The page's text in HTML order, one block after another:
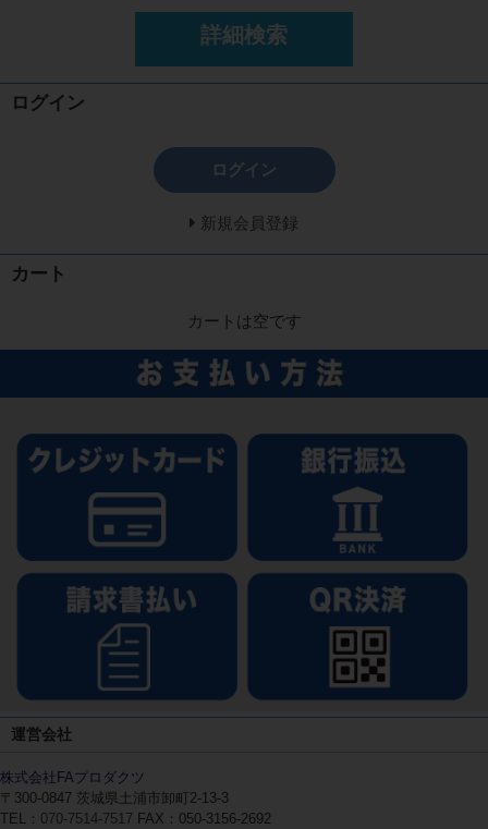
詳細検索
ログイン
ログイン
新規会員登録
カート
カートは空です
運営会社
株式会社FAプロダクツ
〒300-0847 茨城県土浦市卸町2-13-3
TEL： 070-7514-7517 FAX：050-3156-2692